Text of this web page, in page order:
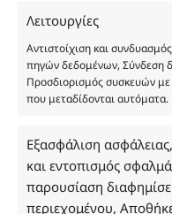
Λειτουργίες
Αντιστοίχιση και
πηγών δεδομένων, Σύνδεση
Προσδιορισμός συσκευών
που μεταδίδονται αυτόματα.
Εξασφάλιση
και εντοπισμός
παρουσίαση
περιεχομένου,
Ωράριο
Τρίτη: 08:30–16:30
Τετάρτη: 08:30–16:30
Πέμπτη: 08:30–16:30
Παρασκευή: 08:30–16:30